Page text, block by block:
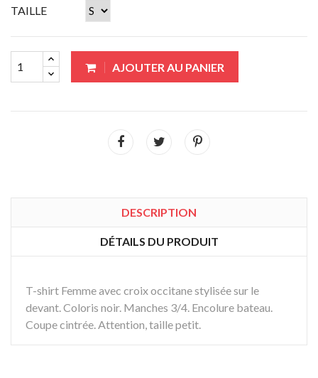
TAILLE
AJOUTER AU PANIER
DESCRIPTION
DÉTAILS DU PRODUIT
T-shirt Femme avec croix occitane stylisée sur le
devant. Coloris noir. Manches 3/4. Encolure bateau.
Coupe cintrée. Attention, taille petit.